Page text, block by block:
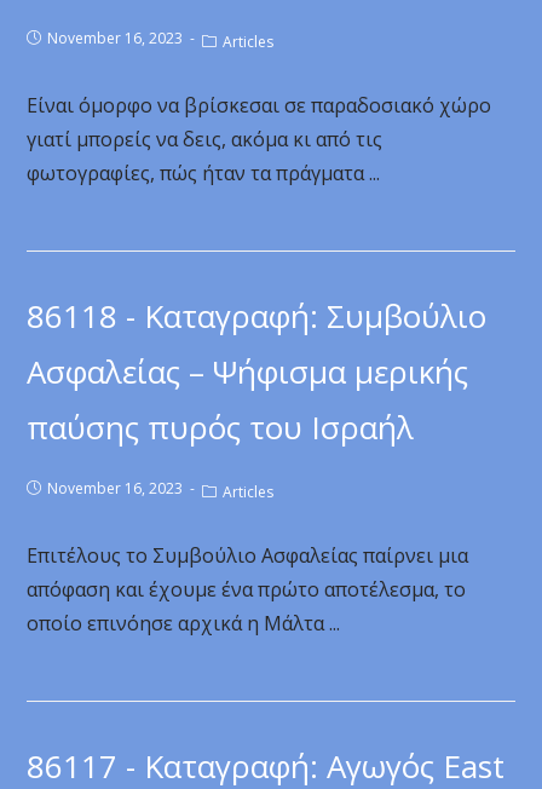
November 16, 2023 Articles
Είναι όμορφο να βρίσκεσαι σε παραδοσιακό χώρο
γιατί μπορείς να δεις, ακόμα κι από τις
φωτογραφίες, πώς ήταν τα πράγματα ...
86118 - Καταγραφή: Συμβούλιο
Ασφαλείας – Ψήφισμα μερικής
παύσης πυρός του Ισραήλ
November 16, 2023 Articles
Επιτέλους το Συμβούλιο Ασφαλείας παίρνει μια
απόφαση και έχουμε ένα πρώτο αποτέλεσμα, το
οποίο επινόησε αρχικά η Μάλτα ...
86117 - Καταγραφή: Αγωγός East